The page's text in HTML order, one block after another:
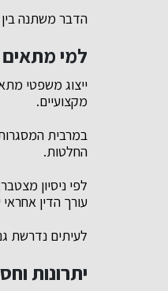
הדבר משתנה בין
למי מתאים
ייצוג משפטי
מקצועיים.
במרבית
החלטות.
לפי ניסיון
עורך הדין
לעיתים נדרשת
יתרונות